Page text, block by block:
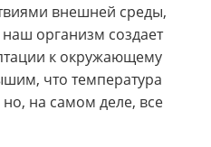
внешней среды,
организм создает
к окружающему
что температура
на самом деле, все